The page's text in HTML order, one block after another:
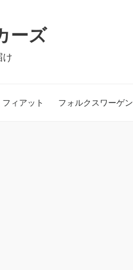
ーズ
け
フィアット フォルクスワーゲン